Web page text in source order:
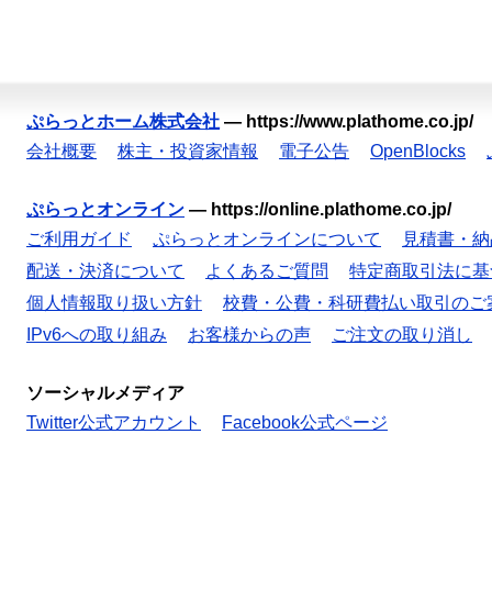
ぷらっとホーム株式会社 — https://www.plathome.co.jp/
会社概要
株主・投資家情報 電子公告 OpenBlocks
ぷらっとオンライン — https://online.plathome.co.jp/
ご利用ガイド
ぷらっとオンラインについて
見積書・
配送・決済について
よくあるご質問
特定商取引法に
個人情報取り扱い方針
校費・公費・科研費払い取引のご
IPv6への取り組み
お客様からの声 ご注文の取り消し
ソーシャルメディア
Twitter公式アカウント
Facebook公式ページ